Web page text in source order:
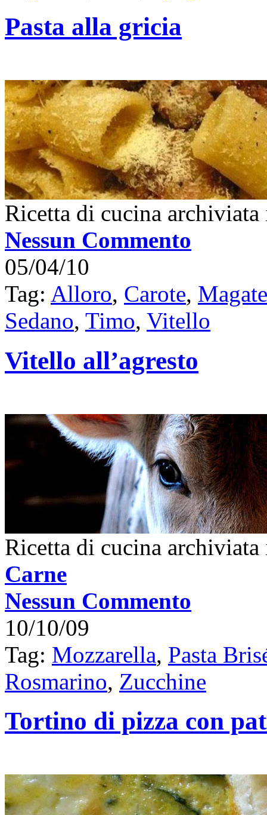
Pasta alla gricia
Ricetta di cucina
Nessun Commento
05/04/10
Tag: Alloro, Carote,
Sedano, Timo, Vitello
Vitello all’agresto
Ricetta di cucina
Carne
Nessun Commento
10/10/09
Tag: Mozzarella, Pasta
Rosmarino, Zucchine
Tortino di pizza con